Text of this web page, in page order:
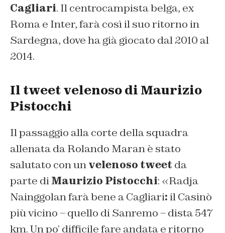
Cagliari. Il centrocampista belga, ex
Roma e Inter, farà così il suo ritorno in
Sardegna, dove ha già giocato dal 2010 al
2014.
Il tweet velenoso di Maurizio
Pistocchi
Il passaggio alla corte della squadra
allenata da Rolando Maran è stato
salutato con unvelenoso tweet da
parte diMaurizio Pistocchi: «Radja
Nainggolan farà bene a Cagliari:il Casinò
più vicino – quello di Sanremo – dista 547
km. Un po’ difficile fare andata e ritorno